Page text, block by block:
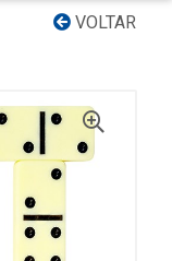
VOLTAR